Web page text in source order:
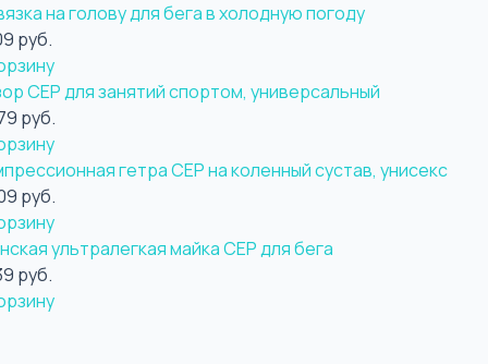
на голову для бега в холодную погоду
руб.
CEP для занятий спортом, универсальный
руб.
гетра CEP на коленный сустав, унисекс
руб.
ультралегкая майка CEP для бега
руб.